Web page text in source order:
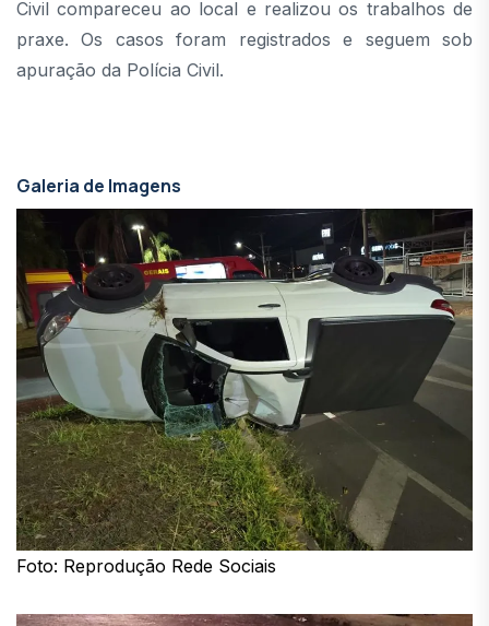
Civil compareceu ao local e realizou os trabalhos de
praxe. Os casos foram registrados e seguem sob
apuração da Polícia Civil.
Galeria de Imagens
Foto: Reprodução Rede Sociais